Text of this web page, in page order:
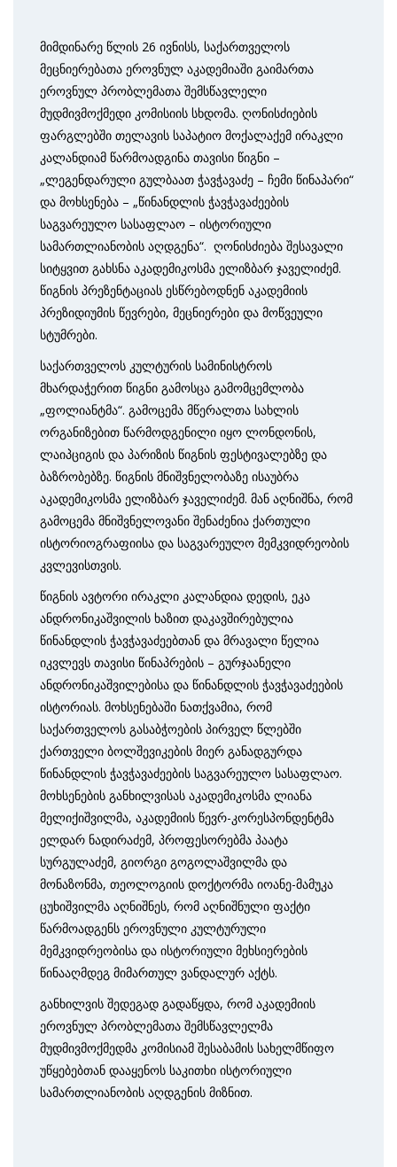
მიმდინარე წლის 26 ივნისს, საქართველოს
მეცნიერებათა ეროვნულ აკადემიაში გაიმართა
ეროვნულ პრობლემათა შემსწავლელი
მუდმივმოქმედი კომისიის სხდომა. ღონისძიების
ფარგლებში თელავის საპატიო მოქალაქემ ირაკლი
კალანდიამ წარმოადგინა თავისი წიგნი –
„ლეგენდარული გულბაათ ჭავჭავაძე – ჩემი წინაპარი“
და მოხსენება – „წინანდლის ჭავჭავაძეების
საგვარეულო სასაფლაო – ისტორიული
სამართლიანობის აღდგენა“. ღონისძიება შესავალი
სიტყვით გახსნა აკადემიკოსმა ელიზბარ ჯაველიძემ.
წიგნის პრეზენტაციას ესწრებოდნენ აკადემიის
პრეზიდიუმის წევრები, მეცნიერები და მოწვეული
სტუმრები.
საქართველოს კულტურის სამინისტროს
მხარდაჭერით წიგნი გამოსცა გამომცემლობა
„ფოლიანტმა“. გამოცემა მწერალთა სახლის
ორგანიზებით წარმოდგენილი იყო ლონდონის,
ლაიპციგის და პარიზის წიგნის ფესტივალებზე და
ბაზრობებზე. წიგნის მნიშვნელობაზე ისაუბრა
აკადემიკოსმა ელიზბარ ჯაველიძემ. მან აღნიშნა, რომ
გამოცემა მნიშვნელოვანი შენაძენია ქართული
ისტორიოგრაფიისა და საგვარეულო მემკვიდრეობის
კვლევისთვის.
წიგნის ავტორი ირაკლი კალანდია დედის, ეკა
ანდრონიკაშვილის ხაზით დაკავშირებულია
წინანდლის ჭავჭავაძეებთან და მრავალი წელია
იკვლევს თავისი წინაპრების – გურჯაანელი
ანდრონიკაშვილებისა და წინანდლის ჭავჭავაძეების
ისტორიას. მოხსენებაში ნათქვამია, რომ
საქართველოს გასაბჭოების პირველ წლებში
ქართველი ბოლშევიკების მიერ განადგურდა
წინანდლის ჭავჭავაძეების საგვარეულო სასაფლაო.
მოხსენების განხილვისას აკადემიკოსმა ლიანა
მელიქიშვილმა, აკადემიის წევრ-კორესპონდენტმა
ელდარ ნადირაძემ, პროფესორებმა პაატა
სურგულაძემ, გიორგი გოგოლაშვილმა და
მონაზონმა, თეოლოგიის დოქტორმა იოანე-მამუკა
ცუხიშვილმა აღნიშნეს, რომ აღნიშნული ფაქტი
წარმოადგენს ეროვნული კულტურული
მემკვიდრეობისა და ისტორიული მეხსიერების
წინააღმდეგ მიმართულ ვანდალურ აქტს.
განხილვის შედეგად გადაწყდა, რომ აკადემიის
ეროვნულ პრობლემათა შემსწავლელმა
მუდმივმოქმედმა კომისიამ შესაბამის სახელმწიფო
უწყებებთან დააყენოს საკითხი ისტორიული
სამართლიანობის აღდგენის მიზნით.